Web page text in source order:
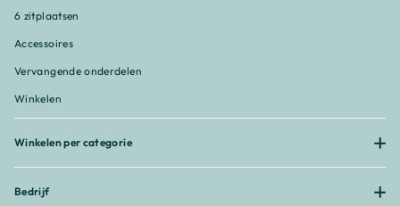
6 zitplaatsen
Accessoires
Vervangende onderdelen
Winkelen
Winkelen per categorie
Bedrijf